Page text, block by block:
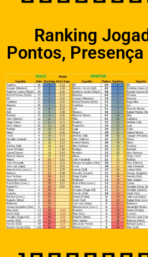
Ranking
Pontos,